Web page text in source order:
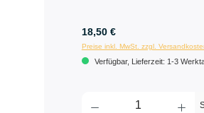
18,50 €
Preise inkl. MwSt. zzgl.
Verfügbar, Lieferzeit: 1-3